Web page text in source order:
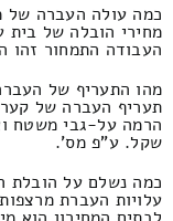
כמה עולה העברה של
מחירי הובלה של בית
העבודה התמחור זהו החל מ520
מהו התעריף של
תעריף העברה של
שקל. ע"פ מס'.
כמה נשלם על הובלת
עלויות העברת